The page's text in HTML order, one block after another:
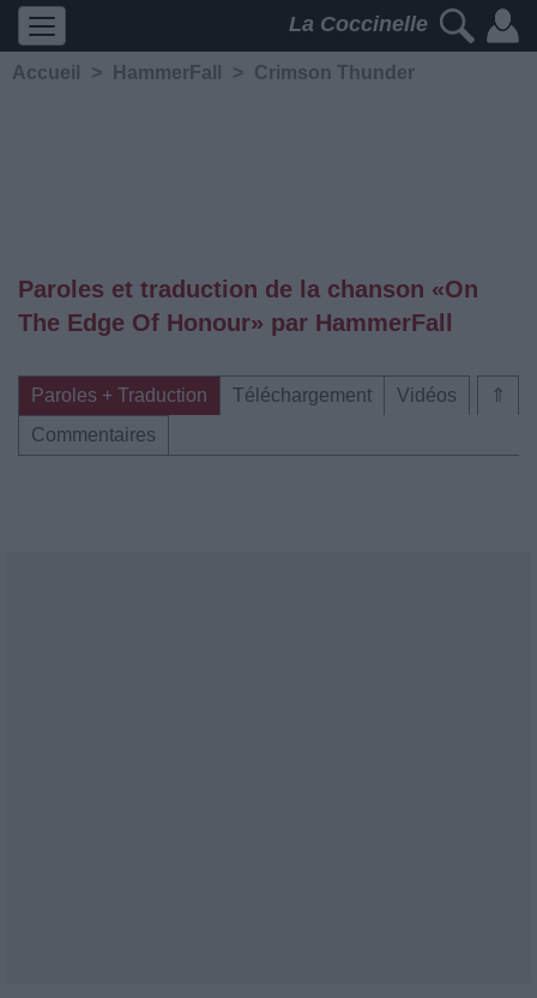
La Coccinelle
Accueil > HammerFall > Crimson Thunder
Paroles et traduction de la chanson «On
The Edge Of Honour» par HammerFall
⇑
Paroles + Traduction Téléchargement
Vidéos
Commentaires